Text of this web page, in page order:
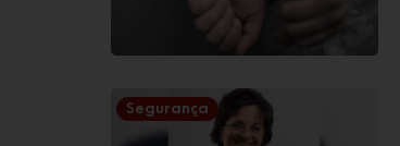
Segurança